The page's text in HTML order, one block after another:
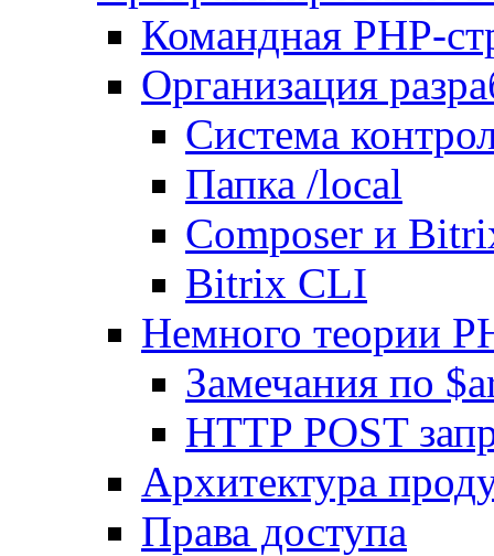
Командная PHP-
Организация
Система
Папка /local
Composer и
Bitrix CLI
Немного теории
Замечания по
HTTP POST
Архитектура
Права доступа